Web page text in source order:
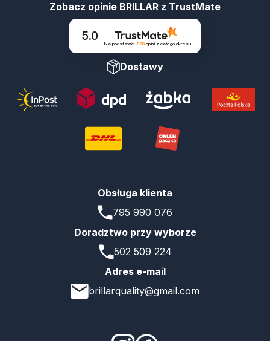
Zobacz opinie BRILLAR z TrustMate
5.0
Na podstawie 870 opinii z całego okresu
Dostawy
Obsługa klienta
795 990 076
Doradztwo przy wyborze
502 509 224
Adres e-mail
brillarquality@gmail.com